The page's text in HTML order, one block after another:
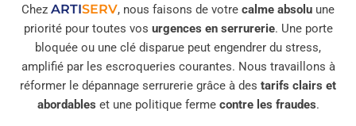
Chez ARTISERV, nous faisons de votre calme absolu une
priorité pour toutes vos urgences en serrurerie. Une porte
bloquée ou une clé disparue peut engendrer du stress,
amplifié par les escroqueries courantes. Nous travaillons à
réformer le dépannage serrurerie grâce à des tarifs clairs et
abordables et une politique ferme contre les fraudes.